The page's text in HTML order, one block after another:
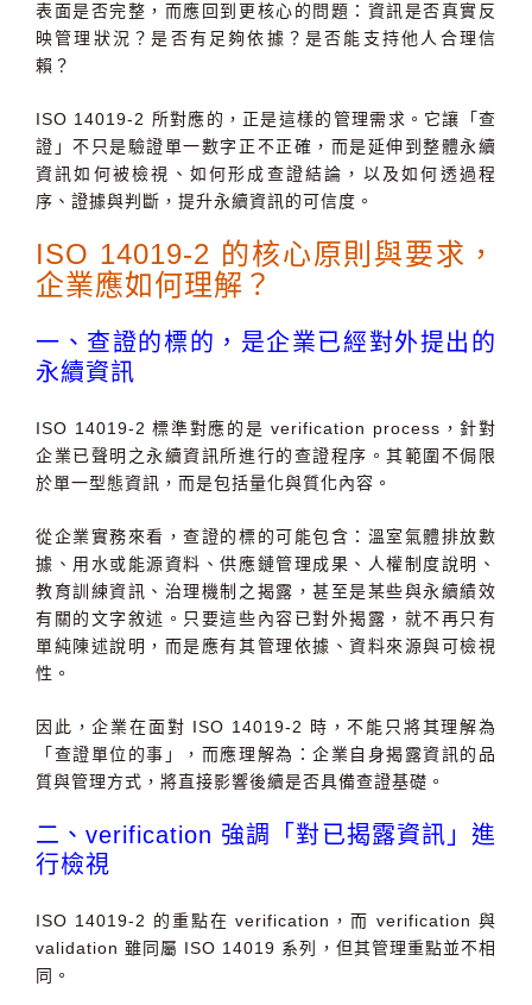
表面是否完整，而應回到更核心的問題：資訊是否真實反
映管理狀況？是否有足夠依據？是否能支持他人合理信
賴？
ISO 14019-2 所對應的，正是這樣的管理需求。它讓「查
證」不只是驗證單一數字正不正確，而是延伸到整體永續
資訊如何被檢視、如何形成查證結論，以及如何透過程
序、證據與判斷，提升永續資訊的可信度。
ISO 14019-2 的核心原則與要求，
企業應如何理解？
一、查證的標的，是企業已經對外提出的
永續資訊
ISO 14019-2標準對應的是 verification process ，針對
企業已聲明之永續資訊所進行的查證程序。其範圍不侷限
於單一型態資訊，而是包括量化與質化內容。
從企業實務來看，查證的標的可能包含：溫室氣體排放數
據、用水或能源資料、供應鏈管理成果、人權制度說明、
教育訓練資訊、治理機制之揭露，甚至是某些與永續績效
有關的文字敘述。只要這些內容已對外揭露，就不再只有
單純陳述說明，而是應有其管理依據、資料來源與可檢視
性。
因此，企業在面對 ISO 14019-2
時，不能只將其理解為
「查證單位的事」，而應理解為：企業自身揭露資訊的品
質與管理方式，將直接影響後續是否具備查證基礎。
二、verification 強調「對已揭露資訊」進
行檢視
ISO 14019-2 的重點在 verification ，而 verification與
validation 雖同屬 ISO 14019 系列，但其管理重點並不相
同。